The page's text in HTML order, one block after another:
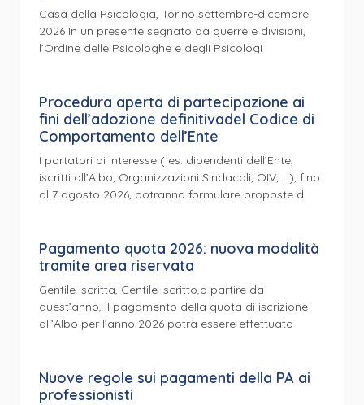
Casa della Psicologia, Torino settembre-dicembre
2026 In un presente segnato da guerre e divisioni,
l’Ordine delle Psicologhe e degli Psicologi
Procedura aperta di partecipazione ai
fini dell’adozione definitivadel Codice di
Comportamento dell’Ente
I portatori di interesse ( es. dipendenti dell’Ente,
iscritti all’Albo, Organizzazioni Sindacali, OIV, …), fino
al 7 agosto 2026, potranno formulare proposte di
Pagamento quota 2026: nuova modalità
tramite area riservata
Gentile Iscritta, Gentile Iscritto,a partire da
quest’anno, il pagamento della quota di iscrizione
all’Albo per l’anno 2026 potrà essere effettuato
Nuove regole sui pagamenti della PA ai
professionisti